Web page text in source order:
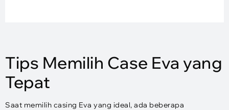
Tips Memilih Case Eva yang
Tepat
Saat memilih casing Eva yang ideal, ada beberapa